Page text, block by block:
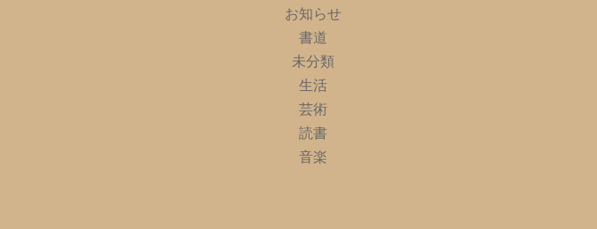
お知らせ
書道
未分類
生活
芸術
読書
音楽